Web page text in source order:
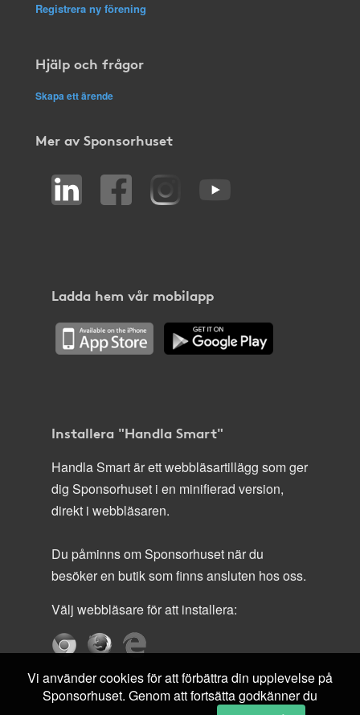
Registrera ny förening
Hjälp och frågor
Skapa ett ärende
Mer av Sponsorhuset
Ladda hem vår mobilapp
Installera "Handla Smart"
Handla Smart är ett webbläsartillägg som ger
dig Sponsorhuset i en minifierad version,
direkt i webbläsaren.
Du påminns om Sponsorhuset när du
besöker en butik som finns ansluten hos oss.
Välj webbläsare för att installera:
Vi använder cookies för att förbättra din upplevelse på
Sponsorhuset. Genom att fortsätta godkänner du